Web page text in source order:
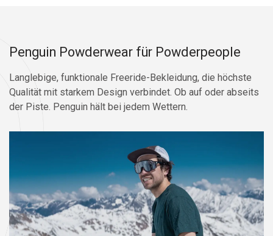
Penguin Powderwear für Powderpeople
Langlebige, funktionale Freeride-Bekleidung, die höchste
Qualität mit starkem Design verbindet. Ob auf oder abseits
der Piste. Penguin hält bei jedem Wettern.